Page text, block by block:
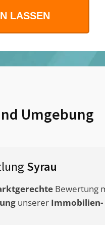
Umgebung
Syrau
Bewertung
unserer Immobilien-